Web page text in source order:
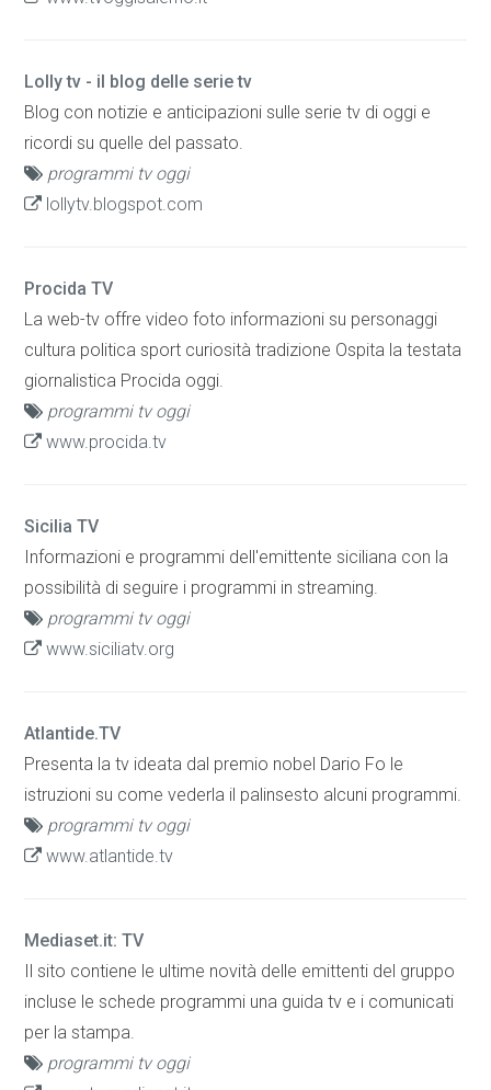
Lolly tv - il blog delle serie tv
Blog con notizie e anticipazioni sulle serie tv di oggi e
ricordi su quelle del passato.
programmi tv oggi
lollytv.blogspot.com
Procida TV
La web-tv offre video foto informazioni su personaggi
cultura politica sport curiosità tradizione Ospita la testata
giornalistica Procida oggi.
programmi tv oggi
www.procida.tv
Sicilia TV
Informazioni e programmi dell'emittente siciliana con la
possibilità di seguire i programmi in streaming.
programmi tv oggi
www.siciliatv.org
Atlantide.TV
Presenta la tv ideata dal premio nobel Dario Fo le
istruzioni su come vederla il palinsesto alcuni programmi.
programmi tv oggi
www.atlantide.tv
Mediaset.it: TV
Il sito contiene le ultime novità delle emittenti del gruppo
incluse le schede programmi una guida tv e i comunicati
per la stampa.
programmi tv oggi